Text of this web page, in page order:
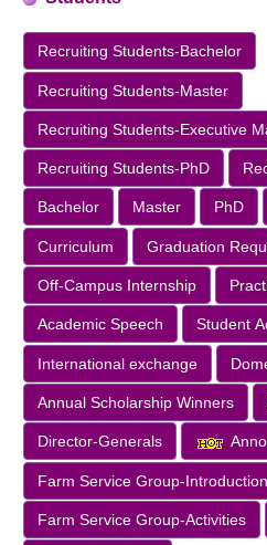
Recruiting Students-Bachelor
Recruiting Students-Master
Recruiting Students-Executive
Recruiting Students-PhD
Bachelor Master PhD
Curriculum Graduation
Off-Campus Internship
Academic Speech Student
International exchange
Annual Scholarship Winners
Director-Generals
Farm Service Group-Introduction
Farm Service Group-Activities